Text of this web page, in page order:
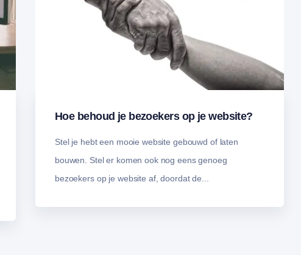
Hoe behoud je bezoekers op je website?
Stel je hebt een mooie website gebouwd of laten
bouwen. Stel er komen ook nog eens genoeg
bezoekers op je website af, doordat de...